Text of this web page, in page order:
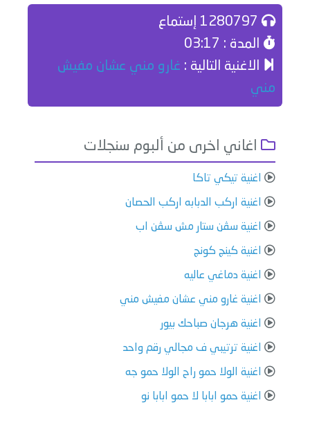
المدة : 03:17
الاغنية التالية : غارو مني عشان مفيش
مني
اغاني اخرى من ألبوم سنجلات
اغنية تيكي تاكا
اغنية اركب الدبابه اركب الحصان
اغنية سڤن ستار مش سڤن اب
اغنية كينج كونج
اغنية دماغي عاليه
اغنية غارو مني عشان مفيش مني
اغنية هرجان صباحك بيور
اغنية ترتيبي ف مجالي رقم واحد
اغنية الولا حمو راح الولا حمو جه
اغنية حمو ابابا لا حمو ابابا نو